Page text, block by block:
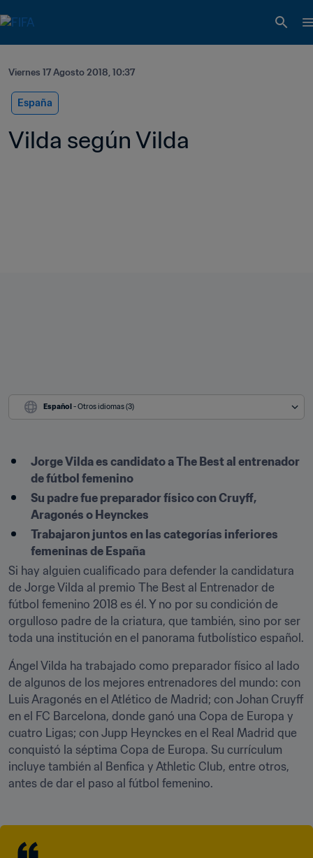
Viernes 17 Agosto 2018, 10:37
España
Vilda según Vilda
Español - Otros idiomas (3)
Jorge Vilda es candidato a The Best al entrenador
de fútbol femenino
Su padre fue preparador físico con Cruyff,
Aragonés o Heynckes
Trabajaron juntos en las categorías inferiores
femeninas de España
Si hay alguien cualificado para defender la candidatura
de Jorge Vilda al premio The Best al Entrenador de
fútbol femenino 2018 es él. Y no por su condición de
orgulloso padre de la criatura, que también, sino por ser
toda una institución en el panorama futbolístico español.
Ángel Vilda ha trabajado como preparador físico al lado
de algunos de los mejores entrenadores del mundo: con
Luis Aragonés en el Atlético de Madrid; con Johan Cruyff
en el FC Barcelona, donde ganó una Copa de Europa y
cuatro Ligas; con Jupp Heynckes en el Real Madrid que
conquistó la séptima Copa de Europa. Su currículum
incluye también al Benfica y Athletic Club, entre otros,
antes de dar el paso al fútbol femenino.